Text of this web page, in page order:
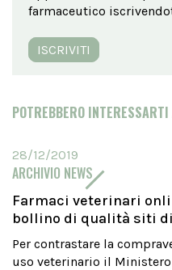
farmaceutico
ISCRIVITI
POTREBBERO INTERESSARTI
28/12/2019
ARCHIVIO NEWS
Farmaci veterinari
bollino di qualità siti
Per contrastare la
uso veterinario il